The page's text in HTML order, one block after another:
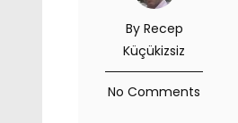
By Recep
Küçükizsiz
No Comments